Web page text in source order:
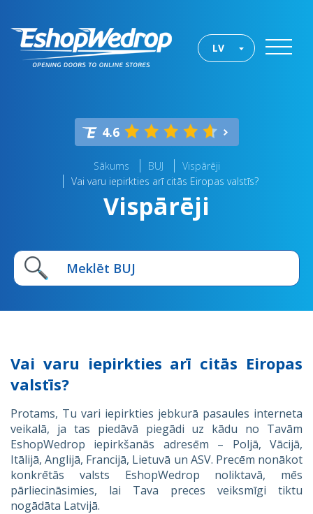
LV
4.6
Sākums BUJ
Vispārēji
Vai varu iepirkties arī citās Eiropas valstīs?
Vispārēji
Vai varu iepirkties arī citās Eiropas
valstīs?
Protams, Tu vari iepirkties jebkurā pasaules interneta
veikalā, ja tas piedāvā piegādi uz kādu no Tavām
EshopWedrop iepirkšanās adresēm – Poljā, Vācijā,
Itālijā, Anglijā, Francijā, Lietuvā un ASV. Precēm nonākot
konkrētās valsts EshopWedrop noliktavā, mēs
pārliecināsimies, lai Tava preces veiksmīgi tiktu
nogādāta Latvijā.